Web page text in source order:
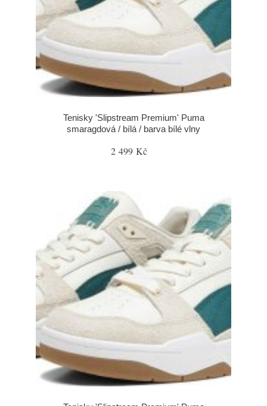
Tenisky 'Slipstream Premium' Puma
smaragdová / bílá / barva bílé vlny
2 499 Kč